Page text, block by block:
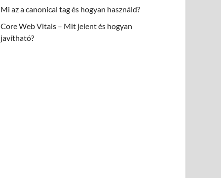
Mi az a canonical tag és hogyan használd?
Core Web Vitals – Mit jelent és hogyan
javítható?